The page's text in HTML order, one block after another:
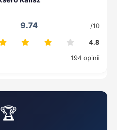
9.74 /10
4.8
194 opinii
🏆